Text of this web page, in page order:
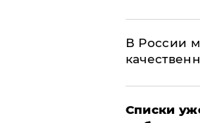
В России
Списки